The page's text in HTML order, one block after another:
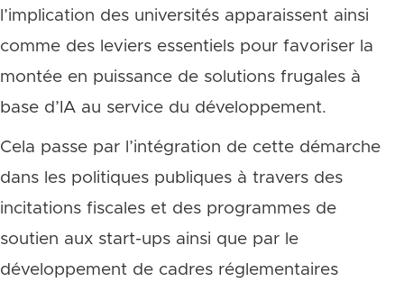
l’implication des universités apparaissent ainsi
comme des leviers essentiels pour favoriser la
montée en puissance de solutions frugales à
base d’IA au service du développement.
Cela passe par l’intégration de cette démarche
dans les politiques publiques à travers des
incitations fiscales et des programmes de
soutien aux start-ups ainsi que par le
développement de cadres réglementaires